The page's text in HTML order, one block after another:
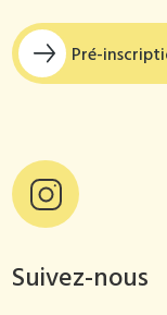
Pré-
Suivez-nous